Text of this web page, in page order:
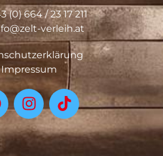
(0) 664 / 23 17 211
verleih.at
Impressum